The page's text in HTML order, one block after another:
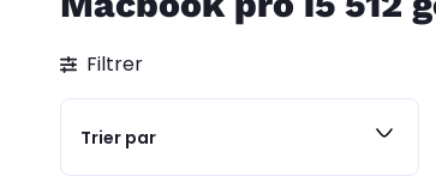
Filtrer
Trier par